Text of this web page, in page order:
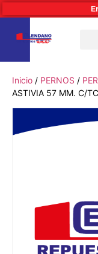
Inicio / PERNOS /
ASTIVIA 57 MM. C/